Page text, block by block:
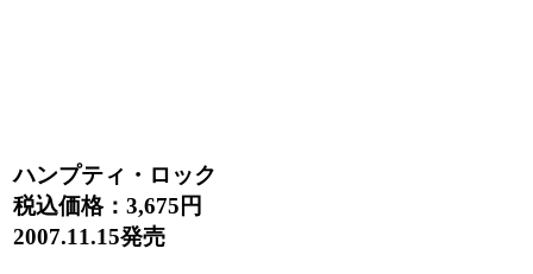
ハンプティ・ロック
税込価格： 3,675円
2007.11.15発売